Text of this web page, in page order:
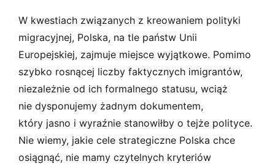
W kwestiach związanych z kreowaniem polityki
migracyjnej, Polska, na tle państw Unii
Europejskiej, zajmuje miejsce wyjątkowe. Pomimo
szybko rosnącej liczby faktycznych imigrantów,
niezależnie od ich formalnego statusu, wciąż
nie dysponujemy żadnym dokumentem,
który jasno i wyraźnie stanowiłby o tejże polityce.
Nie wiemy, jakie cele strategiczne Polska chce
osiągnąć, nie mamy czytelnych kryteriów